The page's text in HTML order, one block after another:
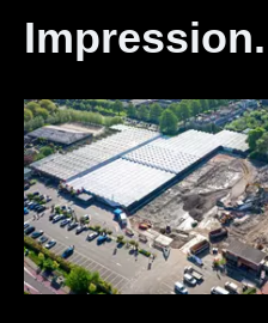
Impression.